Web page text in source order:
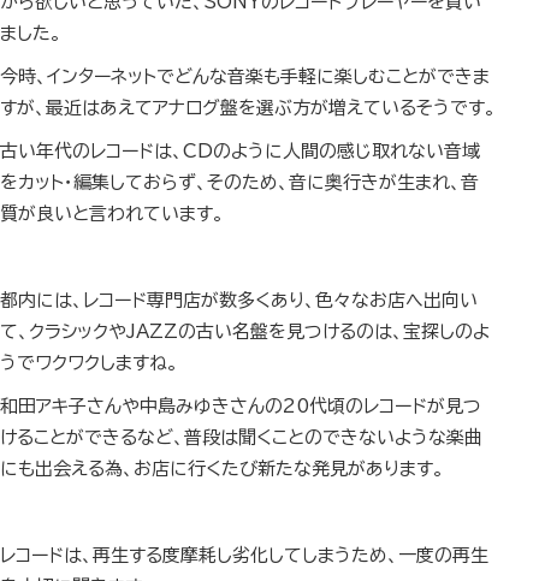
ました。
今時、インターネットでどんな音楽も手軽に楽しむことができま
すが、最近はあえてアナログ盤を選ぶ方が増えているそうです。
古い年代のレコードは、CDのように人間の感じ取れない音域
をカット・編集しておらず、そのため、音に奥行きが生まれ、音
質が良いと言われています。
都内には、レコード専門店が数多くあり、色々なお店へ出向い
て、クラシックやJAZZの古い名盤を見つけるのは、宝探しのよ
うでワクワクしますね。
和田アキ子さんや中島みゆきさんの20代頃のレコードが見つ
けることができるなど、普段は聞くことのできないような楽曲
にも出会える為、お店に行くたび新たな発見があります。
レコードは、再生する度摩耗し劣化してしまうため、一度の再生